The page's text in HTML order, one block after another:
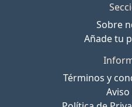
Sobre
Añade tu
Términos y
Aviso